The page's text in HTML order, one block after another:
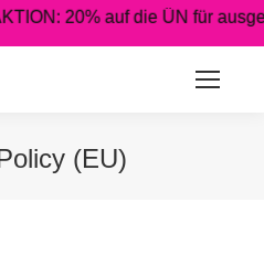
20% auf die ÜN für
(EU)